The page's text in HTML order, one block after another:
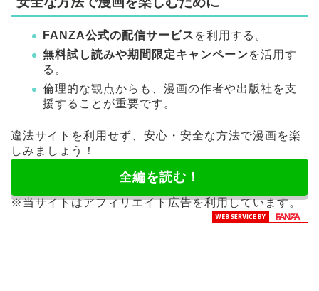
FANZA公式の配信サービス を利用する。
無料試し読みや期間限定キャンペーンを活用す
る。
倫理的な観点からも、漫画の作者や出版社を支
援することが重要です。
違法サイトを利用せず、安心・安全な方法で漫画を楽
しみましょう！
全編を読む！
※当サイトはアフィリエイト広告を利用しています。